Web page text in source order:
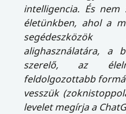
intelligencia. És
életünkben, ahol a
segédeszközök
alighasználatára, a
szerelő, az
feldolgozottabb
vesszük
levelet megírja a